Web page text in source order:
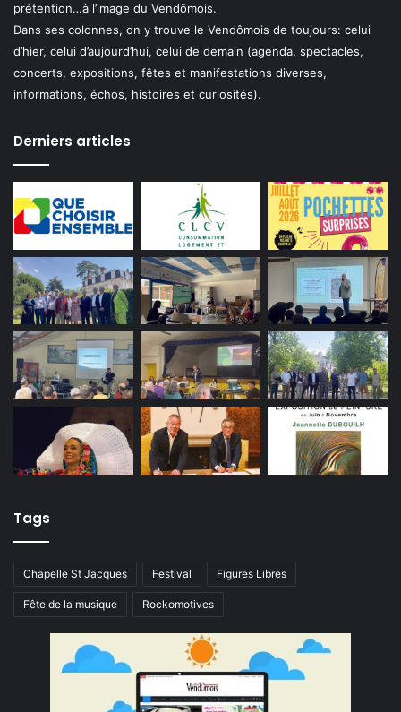
prétention…à l’image du Vendômois.
Dans ses colonnes, on y trouve le Vendômois de toujours: celui
d’hier, celui d’aujourd’hui, celui de demain (agenda, spectacles,
concerts, expositions, fêtes et manifestations diverses,
informations, échos, histoires et curiosités).
Derniers articles
Tags
Chapelle St Jacques Festival Figures Libres
Fête de la musique Rockomotives